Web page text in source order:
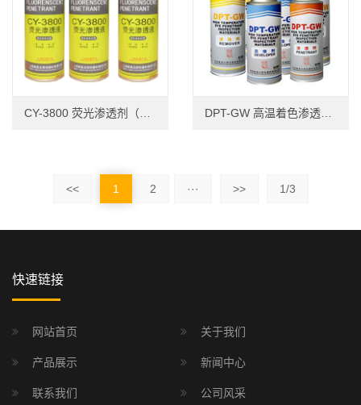
<< 1 2 ··· >> 1/3
快速链接
网站首页 关于我们
产品展示 新闻中心
联系我们 公司风采